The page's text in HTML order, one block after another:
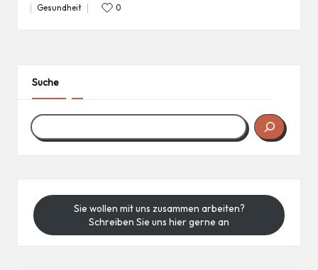
Posted
Gesundheit 0
Suche
Sie wollen mit uns zusammen arbeiten?
Schreiben Sie uns hier gerne an